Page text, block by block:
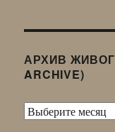
АРХИВ
ARCHIVE)
Архив